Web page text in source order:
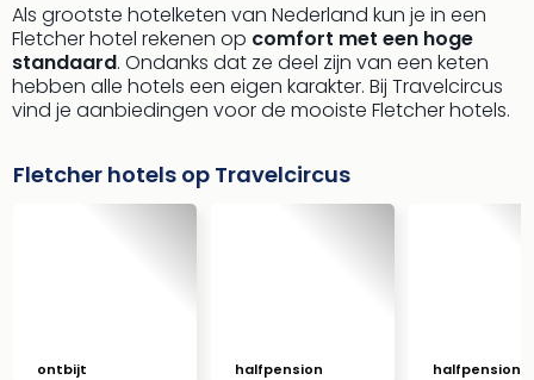
Als grootste hotelketen van Nederland kun je in een
Fletcher hotel rekenen op comfort met een hoge
standaard. Ondanks dat ze deel zijn van een keten
hebben alle hotels een eigen karakter. Bij Travelcircus
vind je aanbiedingen voor de mooiste Fletcher hotels.
Fletcher hotels op Travelcircus
ontbijt
halfpension
halfpension